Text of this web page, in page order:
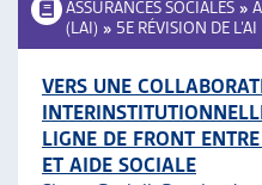
ASSURANCES SOCIALES »
(LAI) » 5E RÉVISION DE L’AI
VERS UNE
LIGNE DE FRONT
ET AIDE SOCIALE